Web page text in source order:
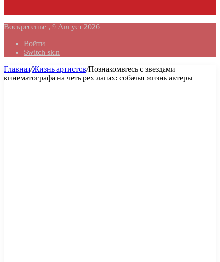
Воскресенье , 9 Август 2026
Войти
Switch skin
Главная/Жизнь артистов/Познакомьтесь с звездами
кинематографа на четырех лапах: собачья жизнь актеры